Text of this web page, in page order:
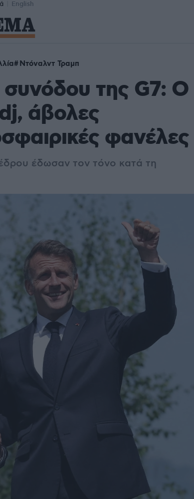
English
Ντόναλντ Τραμπ
της G7: Ο
άβολες
φανέλες
έδωσαν τον τόνο κατά τη